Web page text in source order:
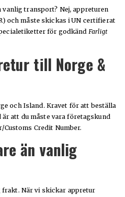
transport? Nej, appreturen
och måste skickas i UN certifierat
för godkänd Farligt
till Norge &
och Island. Kravet för att beställa
att du måste vara företagskund
Credit Number.
än vanlig
frakt. När vi skickar appretur